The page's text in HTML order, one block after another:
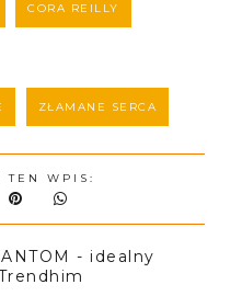
CORA REILLY
ZŁAMANE SERCA
TEN WPIS:
- idealny